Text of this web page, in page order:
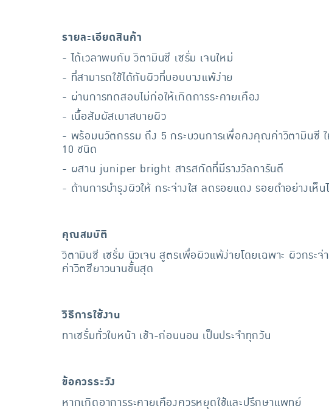
รายละเอียดสินค้า
- ได้เวลาพบกับ วิตามินซี เซรั่ม เจนใหม่
- ที่สามารถใช้ได้กับผิวที่บอบบางแพ้ง่าย
- ผ่านการทดสอบไม่ก่อให้เกิดการระคายเคือง
- เนื้อสัมผัสเบาสบายผิว
- พร้อมนวัตกรรม ถึง 5 กระบวนการเพื่อคงคุณค่าวิตามินซี
10 ชนิด
- ผสาน juniper bright สารสกัดที่มีรางวัลการันตี
- ด้านการบำรุงผิวให้ กระจ่างใส ลดรอยแดง รอยดำอย่างเ
คุณสมบัติ
วิตามินซี เซรั่ม นิวเจน สูตรเพื่อผิวแพ้ง่ายโดยเฉพาะ ผิวกระ
ค่าวิตซียาวนานขั้นสุด
วิธีการใช้งาน
ทาเซรั่มทั่วใบหน้า เช้า-ก่อนนอน เป็นประจำทุกวัน
ข้อควรระวัง
หากเกิดอาการระคายเคืองควรหยุดใช้และปรึกษาแพทย์